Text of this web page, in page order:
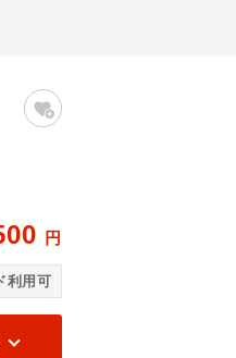
室 シングル/イメージ
円
利用可